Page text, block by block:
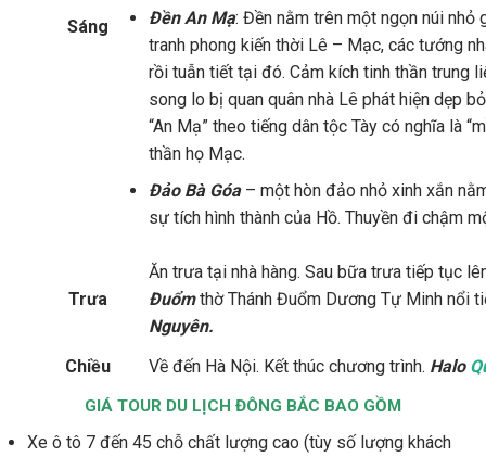
Sáng
Đền An Mạ: Đền nằm trên một ngọn núi nhỏ
tranh phong kiến thời Lê – Mạc, các tướng
rồi tuẫn tiết tại đó. Cảm kích tinh thần trung
song lo bị quan quân nhà Lê phát hiện dẹp
“An Mạ” theo tiếng dân tộc Tày có nghĩa là
thần họ Mạc.
Đảo Bà Góa – một hòn đảo nhỏ xinh xắn
sự tích hình thành của Hồ. Thuyền đi chậm
Trưa
Ăn trưa tại nhà hàng. Sau bữa trưa tiếp tục
Đuổmthờ Thánh Đuổm Dương Tự Minh nổi
Nguyên.
Chiều
Về đến Hà Nội. Kết thúc chương trình. Halo
GIÁ TOUR DU LỊCH ĐÔNG BẮC BAO GỒM
Xe ô tô 7 đến 45 chỗ chất lượng cao (tùy số lượng khách